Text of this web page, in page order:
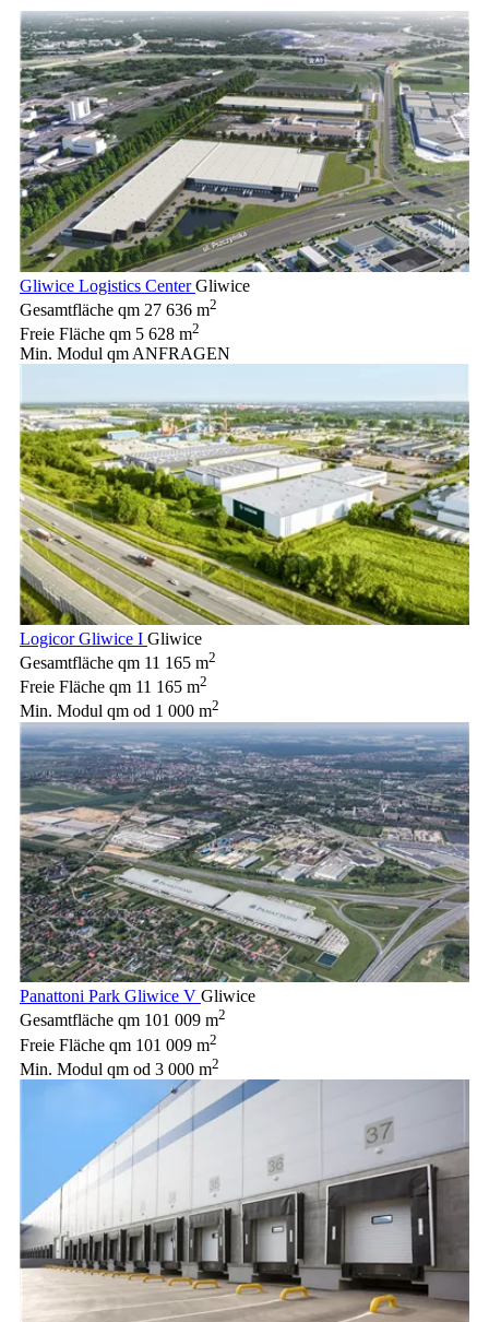
Gliwice Logistics CenterGliwice
Gesamtfläche qm 27 636 m2
Freie Fläche qm 5 628 m2
Min. Modul qm ANFRAGEN
Logicor Gliwice I Gliwice
Gesamtfläche qm 11 165 m2
Freie Fläche qm 11 165 m2
Min. Modul qm od 1 000 m2
Panattoni Park Gliwice V Gliwice
Gesamtfläche qm 101 009 m2
Freie Fläche qm 101 009 m2
Min. Modul qm od 3 000 m2